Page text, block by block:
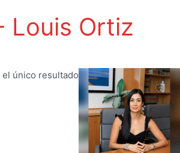
Louis Ortiz
el único resultado